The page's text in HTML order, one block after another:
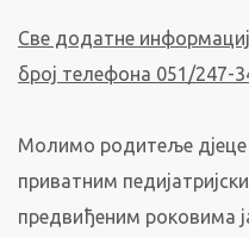
Све додатне
број телефона 051/247-
Молимо родитеље дјеце
приватним
предвиђеним роковима